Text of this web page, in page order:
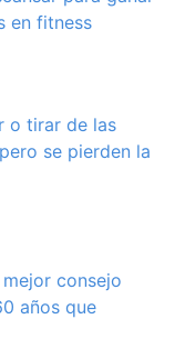
en fitness
o tirar de las
se pierden la
consejo
años que